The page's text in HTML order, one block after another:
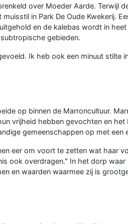
over Moeder Aarde. Terwijl
in Park De Oude Kwekerij.
en de kalebas wordt in
gebieden.
Ik heb ook een minuut stilte
op binnen de Marroncultuur.
vrijheid hebben gevochten en het
gemeenschappen op met een
eer om voort te zetten wat haar
ook overdragen." In het dorp
en waarden waarmee zij is